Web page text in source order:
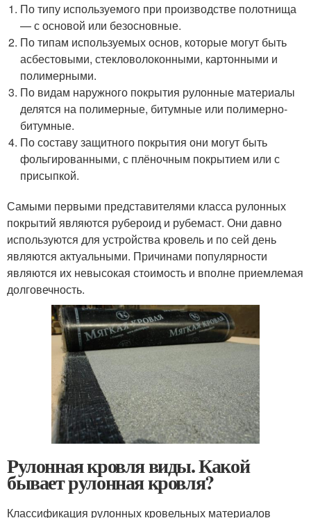
По типу используемого при производстве полотнища
— с основой или безосновные.
По типам используемых основ, которые могут быть
асбестовыми, стекловолоконными, картонными и
полимерными.
По видам наружного покрытия рулонные материалы
делятся на полимерные, битумные или полимерно-
битумные.
По составу защитного покрытия они могут быть
фольгированными, с плёночным покрытием или с
присыпкой.
Самыми первыми представителями класса рулонных
покрытий являются рубероид и рубемаст. Они давно
используются для устройства кровель и по сей день
являются актуальными. Причинами популярности
являются их невысокая стоимость и вполне приемлемая
долговечность.
Рулонная кровля виды. Какой
бывает рулонная кровля?
Классификация рулонных кровельных материалов